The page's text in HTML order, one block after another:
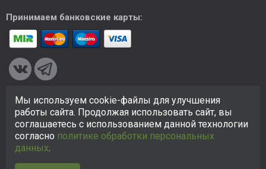
Принимаем банковские карты:
© 2005-2026 ООО «КСК». Сайтhttps://ksk24.ruсоздан
исключительно в информационных целях и любая информация
на сайте не является публичной офертой.Политика в
отношении персональных данных
Мы используем cookie-файлы для улучшения
работы сайта. Продолжая использовать сайт, вы
соглашаетесь с использованием данной технологии
согласно политике обработки персональных
данных.